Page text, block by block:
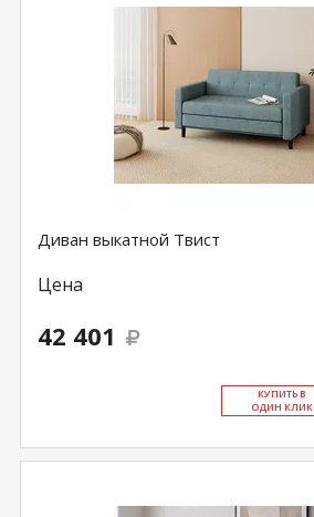
Диван выкатной Твист
Цена
42 401
КУ­ПИТЬ В
ОДИН КЛИК